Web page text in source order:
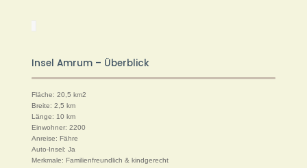
Insel Amrum – Überblick
Fläche: 20,5 km2
Breite: 2,5 km
Länge: 10 km
Einwohner: 2200
Anreise: Fähre
Auto-Insel: Ja
Merkmale: Familienfreundlich & kindgerecht